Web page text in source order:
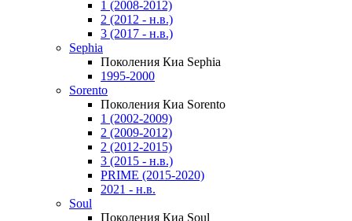
1 (2008-2012)
2 (2012 - н.в.)
3 (2017 - н.в.)
Sephia
Поколения Киа Sephia
1995-2000
Sorento
Поколения Киа Sorento
1 (2002-2009)
2 (2009-2012)
2 (2012-2015)
3 (2015 - н.в.)
PRIME (2015-2020)
2021 - н.в.
Soul
Поколения Киа Soul